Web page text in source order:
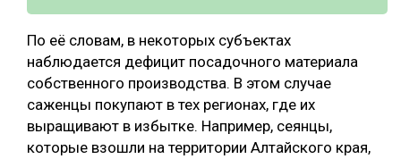
По её словам, в некоторых субъектах
наблюдается дефицит посадочного материала
собственного производства. В этом случае
саженцы покупают в тех регионах, где их
выращивают в избытке. Например, сеянцы,
которые взошли на территории Алтайского края,